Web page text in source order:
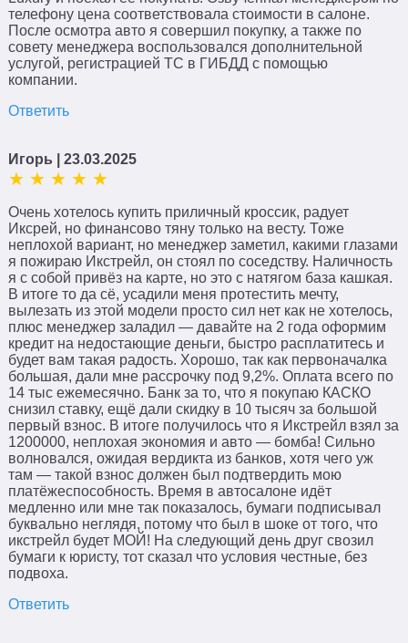
телефону цена соответствовала стоимости в салоне.
После осмотра авто я совершил покупку, а также по
совету менеджера воспользовался дополнительной
услугой, регистрацией ТС в ГИБДД с помощью
компании.
Ответить
Игорь | 23.03.2025
Очень хотелось купить приличный кроссик, радует
Иксрей, но финансово тяну только на весту. Тоже
неплохой вариант, но менеджер заметил, какими глазами
я пожираю Икстрейл, он стоял по соседству. Наличность
я с собой привёз на карте, но это с натягом база кашкая.
В итоге то да сё, усадили меня протестить мечту,
вылезать из этой модели просто сил нет как не хотелось,
плюс менеджер заладил — давайте на 2 года оформим
кредит на недостающие деньги, быстро расплатитесь и
будет вам такая радость. Хорошо, так как первоначалка
большая, дали мне рассрочку под 9,2%. Оплата всего по
14 тыс ежемесячно. Банк за то, что я покупаю КАСКО
снизил ставку, ещё дали скидку в 10 тысяч за большой
первый взнос. В итоге получилось что я Икстрейл взял за
1200000, неплохая экономия и авто — бомба! Сильно
волновался, ожидая вердикта из банков, хотя чего уж
там — такой взнос должен был подтвердить мою
платёжеспособность. Время в автосалоне идёт
медленно или мне так показалось, бумаги подписывал
буквально неглядя, потому что был в шоке от того, что
икстрейл будет МОЙ! На следующий день друг свозил
бумаги к юристу, тот сказал что условия честные, без
подвоха.
Ответить